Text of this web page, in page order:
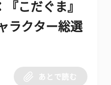
こだぐま』
ラクター総選
あとで読む